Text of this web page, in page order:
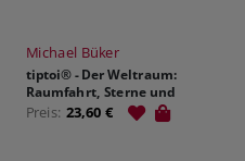
Michael Büker
tiptoi® - Der Weltraum:
Raumfahrt, Sterne und
Planeten
Preis: 23,60 €